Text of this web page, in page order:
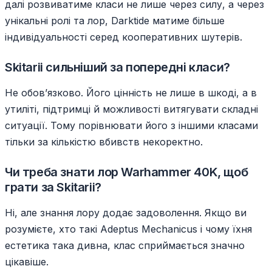
далі розвиватиме класи не лише через силу, а через
унікальні ролі та лор, Darktide матиме більше
індивідуальності серед кооперативних шутерів.
Skitarii сильніший за попередні класи?
Не обов’язково. Його цінність не лише в шкоді, а в
утиліті, підтримці й можливості витягувати складні
ситуації. Тому порівнювати його з іншими класами
тільки за кількістю вбивств некоректно.
Чи треба знати лор Warhammer 40K, щоб
грати за Skitarii?
Ні, але знання лору додає задоволення. Якщо ви
розумієте, хто такі Adeptus Mechanicus і чому їхня
естетика така дивна, клас сприймається значно
цікавіше.